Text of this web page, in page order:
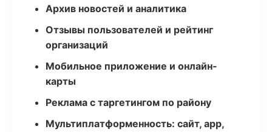
Архив новостей и аналитика
Отзывы пользователей и рейтинг
организаций
Мобильное приложение и онлайн-
карты
Реклама с таргетингом по району
Мультиплатформенность: сайт, app,